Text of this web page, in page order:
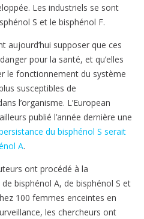
Les industriels se sont
S et le bisphénol F.
aujourd’hui supposer que ces
pour la santé, et qu’elles
le fonctionnement du système
susceptibles de
l’organisme. L’European
publié l’année dernière une
du bisphénol S serait
A.
ont procédé à la
bisphénol A, de bisphénol S et
100 femmes enceintes en
les chercheurs ont